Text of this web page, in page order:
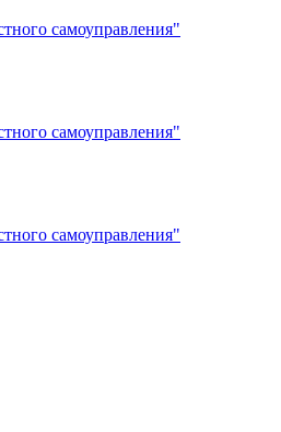
самоуправления"
самоуправления"
самоуправления"